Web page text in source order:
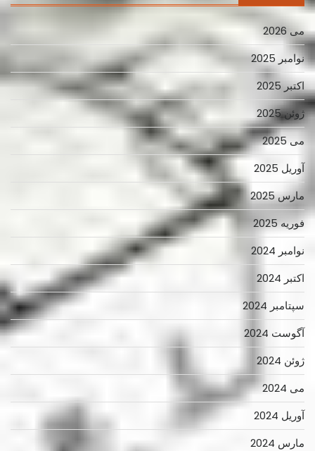
می 2026
نوامبر 2025
اکتبر 2025
ژوئن 2025
می 2025
آوریل 2025
مارس 2025
فوریه 2025
نوامبر 2024
اکتبر 2024
سپتامبر 2024
آگوست 2024
ژوئن 2024
می 2024
آوریل 2024
مارس 2024